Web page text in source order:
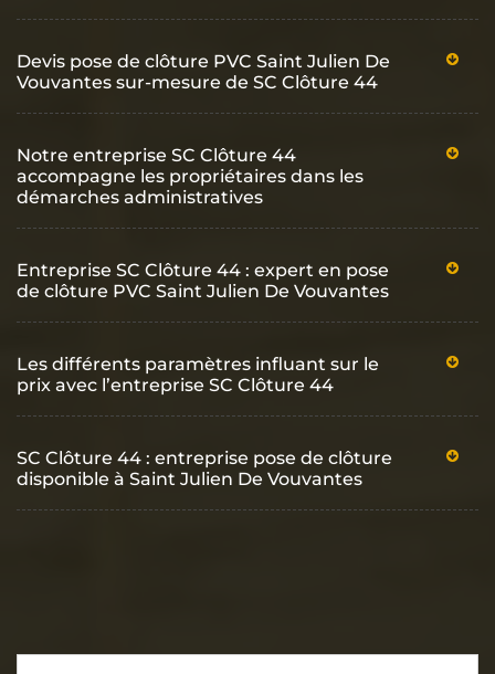
Devis pose de clôture PVC Saint Julien De
Vouvantes sur-mesure de SC Clôture 44
Notre entreprise SC Clôture 44
accompagne les propriétaires dans les
démarches administratives
Entreprise SC Clôture 44 : expert en pose
de clôture PVC Saint Julien De Vouvantes
Les différents paramètres influant sur le
prix avec l’entreprise SC Clôture 44
SC Clôture 44 : entreprise pose de clôture
disponible à Saint Julien De Vouvantes